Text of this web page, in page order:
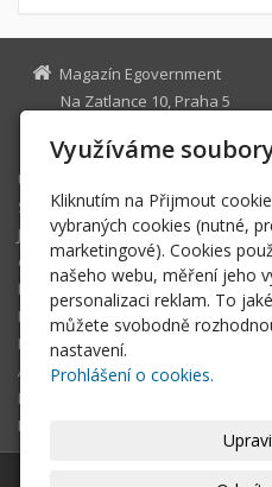
Magazín Egovernment
Na Zatlance 10, Praha 5
Úvodní stránka
STUDIO
JIHLAVA
eOSOBNOST
ROK INFORMATIKY
MIKULOV
EGOVERNMENT THE BEST
ARCHIV MAGAZÍNU
DOTAZ
REGISTRACE ČTENÁŘE
Využíváme
Kliknutím na Přijmout
vybraných cookies (nutné,
marketingové). Cookies
našeho webu, měření jeho
personalizaci reklam. To
můžete svobodně
nastavení.
Prohlášení o cookies.